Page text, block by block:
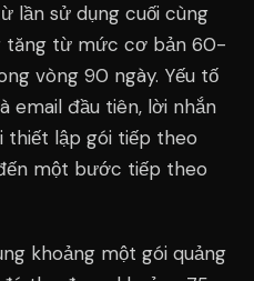
lần sử dụng cuối cùng
tăng từ mức cơ bản 60-
vòng 90 ngày. Yếu tố
email đầu tiên, lời nhắn
thiết lập gói tiếp theo
một bước tiếp theo
khoảng một gói quảng